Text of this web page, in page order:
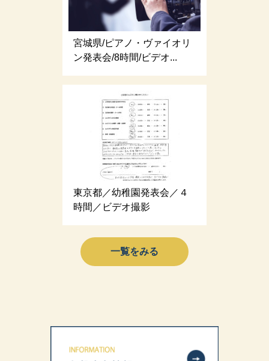
宮城県/ピアノ・ヴァイオリ
ン発表会/8時間/ビデオ...
東京都／幼稚園発表会／４
時間／ビデオ撮影
一覧をみる